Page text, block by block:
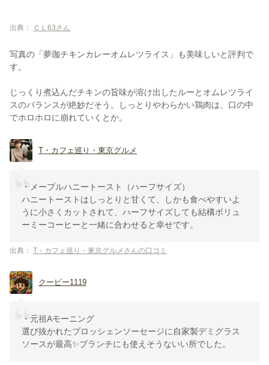
出典： ＣＬ63さん
写真の「夢珈チキンカレーオムレツライス」も美味しいと評判で
す。
じっくり煮込んだチキンの旨味が溶け出したルーとオムレツライ
スのバランスが絶妙だそう。しっとりやわらかい鶏肉は、口の中
でホロホロに崩れていくとか。
T・カフェ巡り・東京グルメ
・メープルハニートースト（ハーフサイズ）
ハニートーストはしっとりと甘くて、しかも食べやすいよ
うに小さくカットされて、ハーフサイズしても結構ボリュ
ーミーコーヒーと一緒に合わせると幸せです。
出典： T・カフェ巡り・東京グルメさんの口コミ
クーピー1119
・元祖Aモーニング
選び抜かれたブロッシェンソーセージに自家製デミグラス
ソースが最高✨ブランチにも使えそうないい所でした。